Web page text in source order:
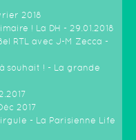
2018
! La DH - 29.01.2018
RTL avec J-M Zecca -
souhait ! - La grande
2017
- La Parisienne Life